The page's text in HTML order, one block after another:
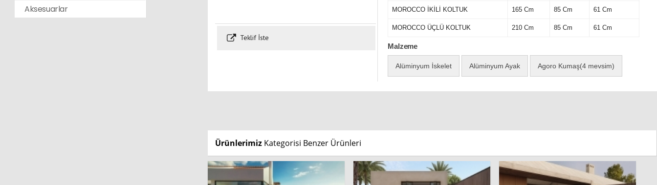
Aksesuarlar
Teklif İste
MOROCCO İKİLİ KOLTUK 165 Cm 85 Cm 61 Cm
MOROCCO ÜÇLÜ KOLTUK 210 Cm 85 Cm 61 Cm
Malzeme
Alüminyum İskelet Alüminyum Ayak Agoro Kumaş(4 mevsim)
Ürünlerimiz Kategorisi Benzer Ürünleri